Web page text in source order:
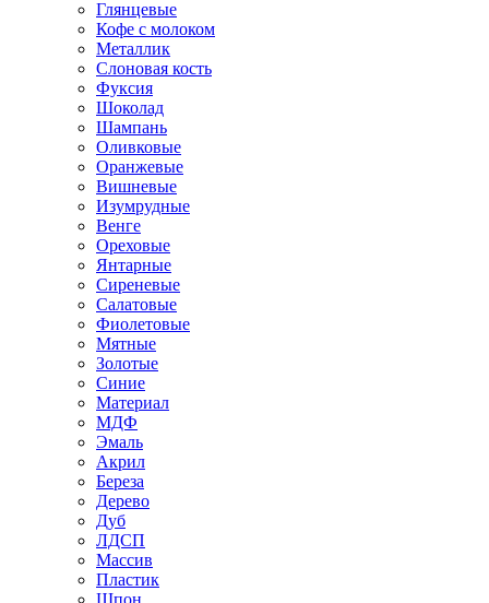
Глянцевые
Кофе с молоком
Металлик
Слоновая кость
Фуксия
Шоколад
Шампань
Оливковые
Оранжевые
Вишневые
Изумрудные
Венге
Ореховые
Янтарные
Сиреневые
Салатовые
Фиолетовые
Мятные
Золотые
Синие
Материал
МДФ
Эмаль
Акрил
Береза
Дерево
Дуб
ЛДСП
Массив
Пластик
Шпон